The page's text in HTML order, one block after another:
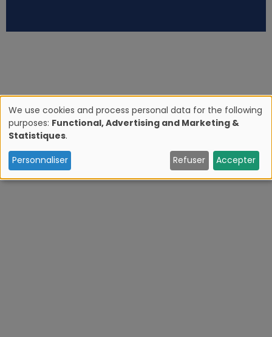
U
s
e
We use cookies and process personal data for the following
purposes: Functional, Advertising and Marketing &
Statistiques.
Personnaliser Refuser Accepter